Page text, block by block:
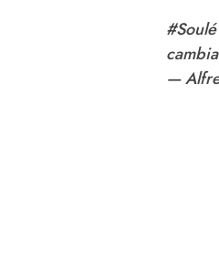
#Soulé
—